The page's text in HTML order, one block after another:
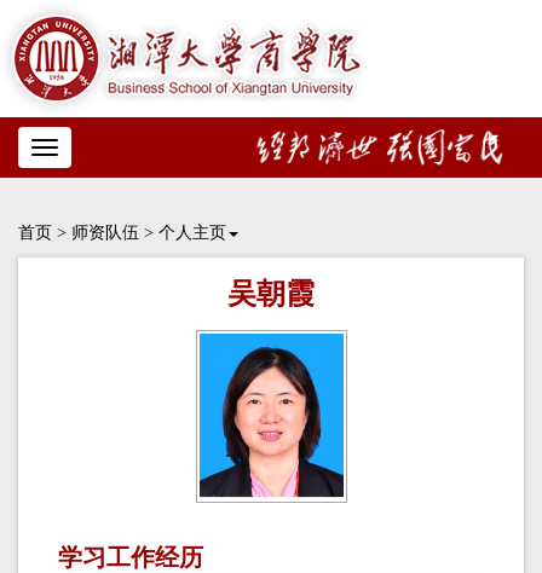
Toggle
navigation
首页 > 师资队伍 > 个人主页
吴朝霞
学习工作经历